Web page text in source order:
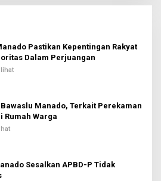
Pastikan Kepentingan Rakyat
Dalam Perjuangan
Bawaslu Manado, Terkait Perekaman
Rumah Warga
Sesalkan APBD-P Tidak